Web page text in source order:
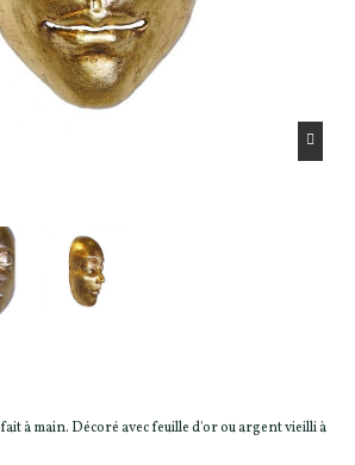
à main. Décoré avec feuille d'or ou argent vieilli à